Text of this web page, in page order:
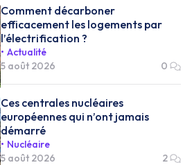
Comment décarboner
efficacement les logements par
l’électrification ?
Actualité
5 août 2026
0
Ces centrales nucléaires
européennes qui n’ont jamais
démarré
Nucléaire
5 août 2026
2